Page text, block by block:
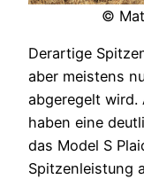
©
Derartige
aber meistens
abgeregelt wird.
haben eine
das Model S
Spitzenleistung